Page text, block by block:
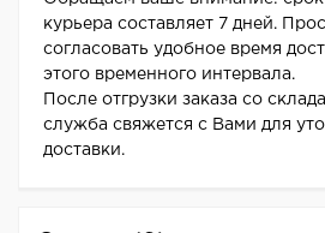
курьера составляет 7 дней.
согласовать удобное время
этого временного интервала.
После отгрузки заказа со
служба свяжется с Вами для
доставки.